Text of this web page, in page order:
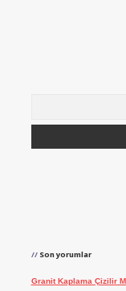
Son yorumlar
Granit Kaplama Çizilir